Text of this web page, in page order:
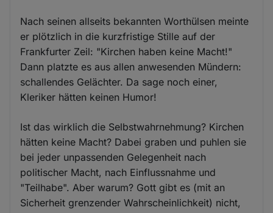
Nach seinen allseits bekannten Worthülsen meinte
er plötzlich in die kurzfristige Stille auf der
Frankfurter Zeil: "Kirchen haben keine Macht!"
Dann platzte es aus allen anwesenden Mündern:
schallendes Gelächter. Da sage noch einer,
Kleriker hätten keinen Humor!
Ist das wirklich die Selbstwahrnehmung? Kirchen
hätten keine Macht? Dabei graben und puhlen sie
bei jeder unpassenden Gelegenheit nach
politischer Macht, nach Einflussnahme und
"Teilhabe". Aber warum? Gott gibt es (mit an
Sicherheit grenzender Wahrscheinlichkeit) nicht,